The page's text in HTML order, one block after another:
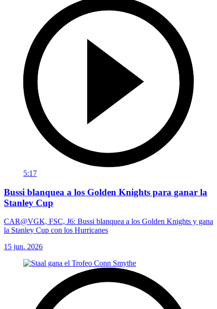
5:17
Bussi blanquea a los Golden Knights para ganar la
Stanley Cup
CAR@VGK, FSC, J6: Bussi blanquea a los Golden Knights y gana
la Stanley Cup con los Hurricanes
15 jun. 2026